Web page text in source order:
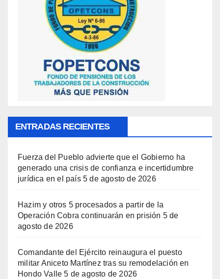
ENTRADAS RECIENTES
Fuerza del Pueblo advierte que el Gobierno ha
generado una crisis de confianza e incertidumbre
jurídica en el país 5 de agosto de 2026
Hazim y otros 5 procesados a partir de la
Operación Cobra continuarán en prisión 5 de
agosto de 2026
Comandante del Ejército reinaugura el puesto
militar Aniceto Martínez tras su remodelación en
Hondo Valle 5 de agosto de 2026